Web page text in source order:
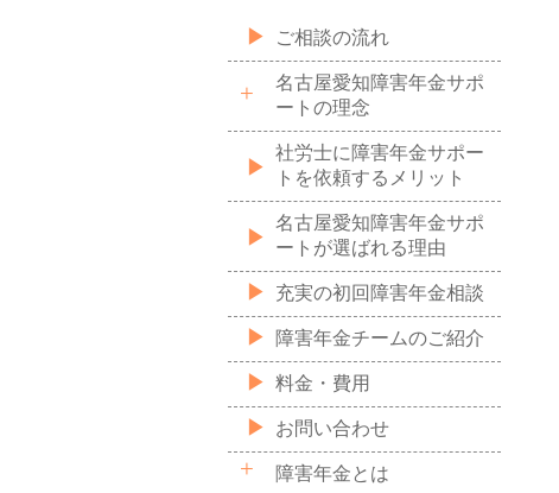
ご相談の流れ
名古屋愛知障害年金サポ
ートの理念
社労士に障害年金サポー
トを依頼するメリット
名古屋愛知障害年金サポ
ートが選ばれる理由
充実の初回障害年金相談
障害年金チームのご紹介
料金・費用
お問い合わせ
障害年金とは